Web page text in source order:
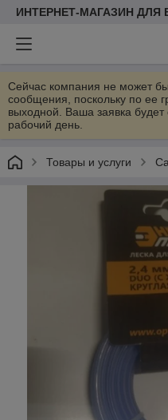
ИНТЕРНЕТ-МАГАЗИН ДЛЯ
Сейчас компания не может
сообщения, поскольку по ее
выходной. Ваша заявка
рабочий день.
Товары и услуги